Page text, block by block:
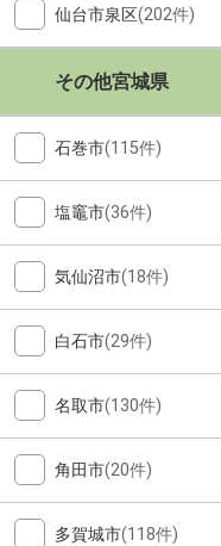
仙台市泉区(202件)
その他宮城県
石巻市(115件)
塩竈市(36件)
気仙沼市(18件)
白石市(29件)
名取市(130件)
角田市(20件)
多賀城市(118件)